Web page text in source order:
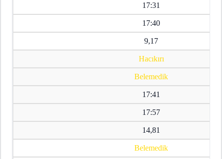
17:31
17:40
9,17
Hacıkırı
Belemedik
17:41
17:57
14,81
Belemedik